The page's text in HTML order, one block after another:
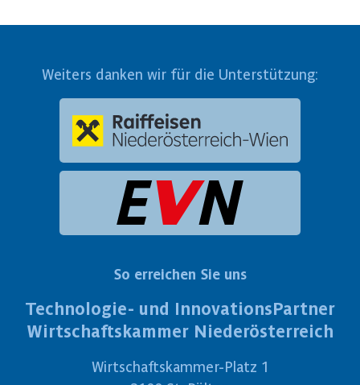
Weiters danken wir für die Unterstützung:
So erreichen Sie uns
Technologie- und InnovationsPartner
Wirtschaftskammer Niederösterreich
Wirtschaftskammer-Platz 1